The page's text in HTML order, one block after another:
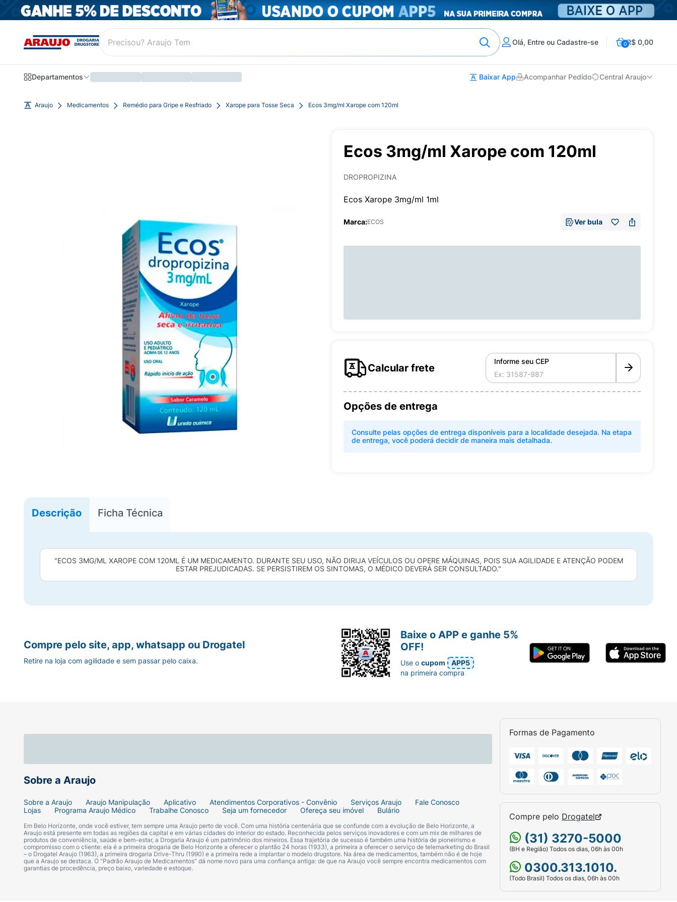
Olá, Entre ou Cadastre-se 0R$ 0,00
Departamentos Baixar App Acompanhar Pedido Central Araujo
Araujo Medicamentos Remédio para Gripe e Resfriado Xarope para Tosse Seca Ecos 3mg/ml Xarope com 120ml
Ecos 3mg/ml Xarope com 120ml
DROPROPIZINA
Ecos Xarope 3mg/ml 1ml
Marca:ECOS Ver bula
Calcular frete
Informe seu CEP
Opções de entrega
Consulte pelas opções de entrega disponíveis para a localidade desejada. Na etapa
de entrega, você poderá decidir de maneira mais detalhada.
Descrição Ficha Técnica
"ECOS 3MG/ML XAROPE COM 120ML É UM MEDICAMENTO. DURANTE SEU USO, NÃO DIRIJA VEÍCULOS OU OPERE MÁQUINAS, POIS SUA AGILIDADE E ATENÇÃO PODEM
ESTAR PREJUDICADAS. SE PERSISTIREM OS SINTOMAS, O MÉDICO DEVERÁ SER CONSULTADO."
Sobre a Araujo
Sobre a Araujo Araujo Manipulação Aplicativo Atendimentos Corporativos - Convênio Serviços Araujo
Fale Conosco
Lojas
Programa Araujo Médico Trabalhe Conosco Seja um fornecedor Ofereça seu imóvel Bulário
Em Belo Horizonte, onde você estiver, tem sempre uma Araujo perto de você. Com uma história centenária que se confunde com a evolução de Belo Horizonte, a
Araujo está presente em todas as regiões da capital e em várias cidades do interior do estado. Reconhecida pelos serviços inovadores e com um mix de milhares de
produtos de conveniência, saúde e bem-estar, a Drogaria Araujo é um patrimônio dos mineiros. Essa trajetória de sucesso é também uma história de pioneirismo e
compromisso com o cliente: ela é a primeira drogaria de Belo Horizonte a oferecer o plantão 24 horas (1933), a primeira a oferecer o serviço de telemarketing do Brasil
– o Drogatel Araujo (1963), a primeira drogaria Drive-Thru (1990) e a primeira rede a implantar o modelo drugstore. Na área de medicamentos, também não é de hoje
que a Araujo se destaca. O “Padrão Araujo de Medicamentos” dá nome novo para uma confiança antiga: de que na Araujo você sempre encontra medicamentos com
garantias de procedência, preço baixo, variedade e estoque.
Formas de Pagamento
Compre pelo Drogatel
(31) 3270-5000
(BH e Região) Todos os dias, 06h às 00h
0300.313.1010.
(Todo Brasil) Todos os dias, 06h às 00h
Compre pelo site, app, whatsapp ou Drogatel
Retire na loja com agilidade e sem passar pelo caixa.
Baixe o APP e ganhe 5%
OFF!
Use ocupom
APP5
na primeira compra